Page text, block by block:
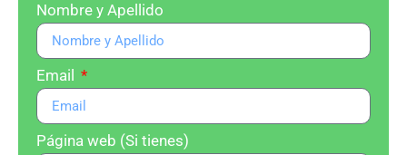
Nombre y Apellido
Email
Página web (Si tienes)